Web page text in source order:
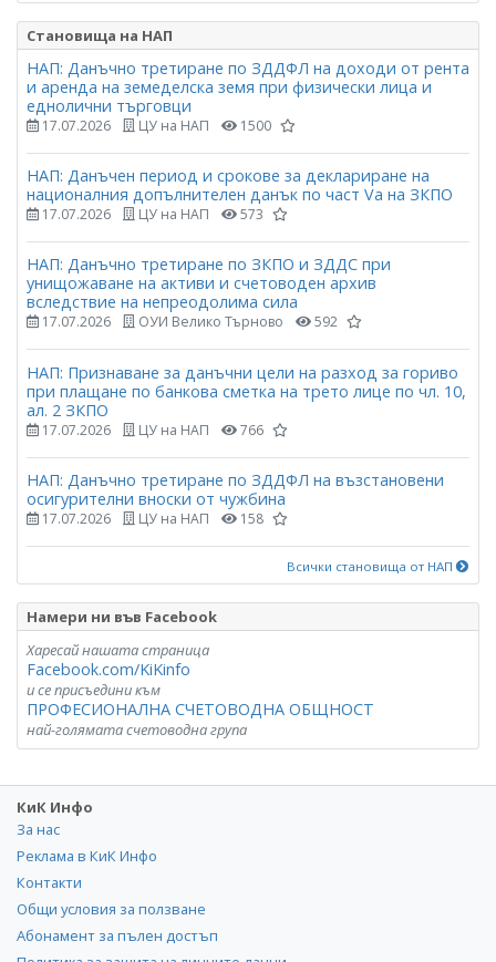
Становища на НАП
НАП: Данъчно третиране по ЗДДФЛ на доходи от рента
и аренда на земеделска земя при физически лица и
еднолични търговци
17.07.2026 ЦУ на НАП 1500
НАП: Данъчен период и срокове за деклариране на
националния допълнителен данък по част Vа на ЗКПО
17.07.2026 ЦУ на НАП 573
НАП: Данъчно третиране по ЗКПО и ЗДДС при
унищожаване на активи и счетоводен архив
вследствие на непреодолима сила
17.07.2026 ОУИ Велико Търново 592
НАП: Признаване за данъчни цели на разход за гориво
при плащане по банкова сметка на трето лице по чл. 10,
ал. 2 ЗКПО
17.07.2026 ЦУ на НАП 766
НАП: Данъчно третиране по ЗДДФЛ на възстановени
осигурителни вноски от чужбина
17.07.2026 ЦУ на НАП 158
Всички становища от НАП
Намери ни във Facebook
Харесай нашата страница
Facebook.com/KiKinfo
и се присъедини към
ПРОФЕСИОНАЛНА СЧЕТОВОДНА ОБЩНОСТ
най-голямата счетоводна група
КиК Инфо
За нас
Реклама в КиК Инфо
Контакти
Общи условия за ползване
Абонамент за пълен достъп